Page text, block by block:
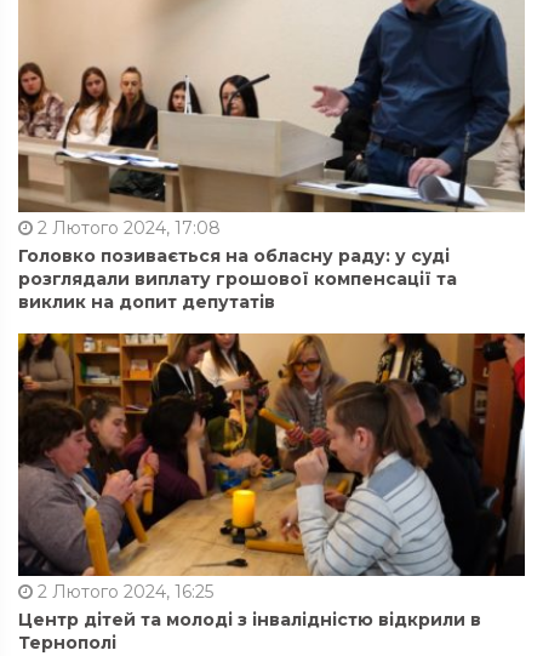
2 Лютого 2024, 17:08
Головко позивається на обласну раду: у суді
розглядали виплату грошової компенсації та
виклик на допит депутатів
2 Лютого 2024, 16:25
Центр дітей та молоді з інвалідністю відкрили в
Тернополі